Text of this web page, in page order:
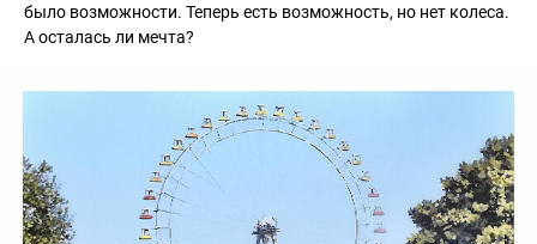
было возможности. Теперь есть возможность, но нет колеса.
А осталась ли мечта?